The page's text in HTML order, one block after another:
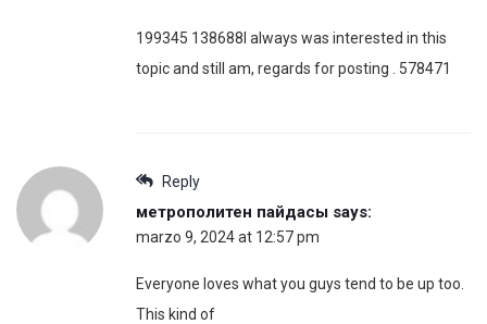
199345 138688I always was interested in this
topic and still am, regards for posting . 578471
Reply
метрополитен пайдасы says:
marzo 9, 2024 at 12:57 pm
Everyone loves what you guys tend to be up too.
This kind of